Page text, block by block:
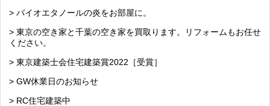
> バイオエタノールの炎をお部屋に。
> 東京の空き家と千葉の空き家を買取ります。リフォームもお任せ
ください。
> 東京建築士会住宅建築賞2022［受賞］
> GW休業日のお知らせ
> RC住宅建築中